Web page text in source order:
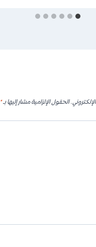
الحقول الإلزامية مشار إليها بـ*